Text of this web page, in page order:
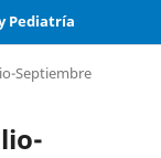
Pediatría
Septiembre